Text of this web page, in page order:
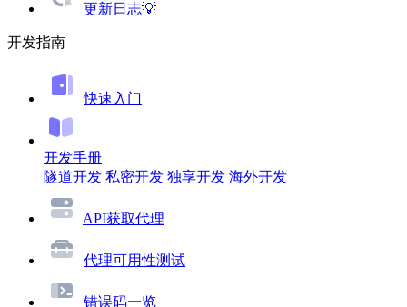
更新日志💡
开发指南
快速入门
开发手册
隧道开发 私密开发 独享开发 海外开发
API获取代理
代理可用性测试
错误码一览